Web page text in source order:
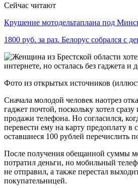
Сейчас читают
Крушение мотодельтаплана под
1800 руб. за раз. Белорус собрался с
Фото из открытых источников
Сначала молодой человек наотрез
гаджет почтой, поскольку хотел
продажи телефона. Но согласился,
перевести ему на карту предоплату в
оставшиеся 100 рублей перечислить
После получения обещанной суммы
потратил деньги, но мобильный
не отправил, а также перестал
покупательницей.